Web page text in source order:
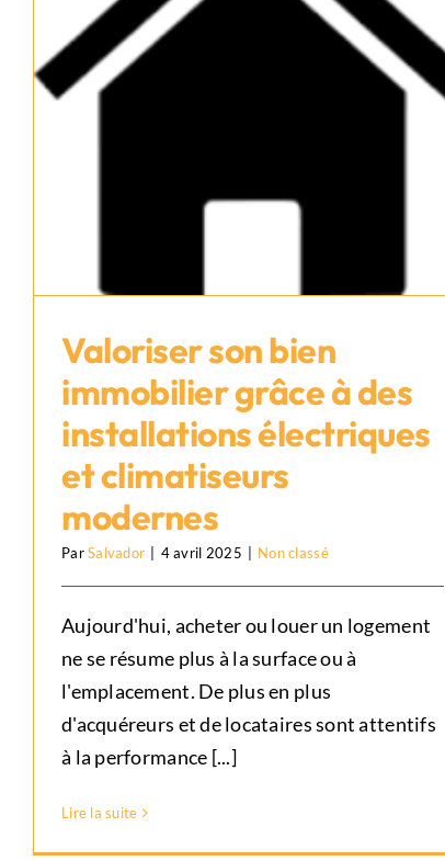
Valoriser son bien immobilier
grâce à des installations
électriques et climatiseurs
modernes
Non classé
Valoriser son bien
immobilier grâce à des
installations électriques
et climatiseurs
modernes
ParSalvador 4 avril 2025 Non classé
Aujourd'hui, acheter ou louer un logement
ne se résume plus à la surface ou à
l'emplacement. De plus en plus
d'acquéreurs et de locataires sont attentifs
à la performance [...]
Lire la suite